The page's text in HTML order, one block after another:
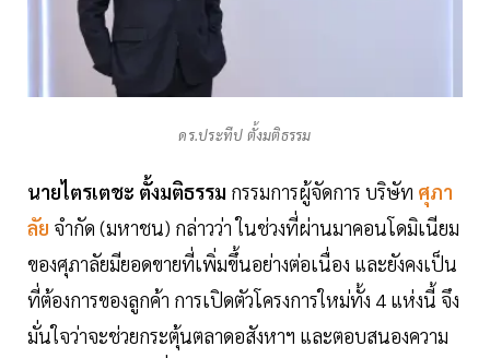
ดร.ประทีป ตั้งมติธรรม
นายไตรเตชะ ตั้งมติธรรม กรรมการผู้จัดการ บริษัท ศุภา
ลัย จำกัด (มหาชน) กล่าวว่า ในช่วงที่ผ่านมาคอนโดมิเนียม
ของศุภาลัยมียอดขายที่เพิ่มขึ้นอย่างต่อเนื่อง และยังคงเป็น
ที่ต้องการของลูกค้า การเปิดตัวโครงการใหม่ทั้ง 4 แห่งนี้ จึง
มั่นใจว่าจะช่วยกระตุ้นตลาดอสังหาฯ และตอบสนองความ